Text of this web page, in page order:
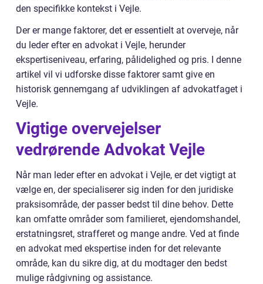
den specifikke kontekst i Vejle.
Der er mange faktorer, det er essentielt at overveje, når
du leder efter en advokat i Vejle, herunder
ekspertiseniveau, erfaring, pålidelighed og pris. I denne
artikel vil vi udforske disse faktorer samt give en
historisk gennemgang af udviklingen af advokatfaget i
Vejle.
Vigtige overvejelser
vedrørende Advokat Vejle
Når man leder efter en advokat i Vejle, er det vigtigt at
vælge en, der specialiserer sig inden for den juridiske
praksisområde, der passer bedst til dine behov. Dette
kan omfatte områder som familieret, ejendomshandel,
erstatningsret, strafferet og mange andre. Ved at finde
en advokat med ekspertise inden for det relevante
område, kan du sikre dig, at du modtager den bedst
mulige rådgivning og assistance.